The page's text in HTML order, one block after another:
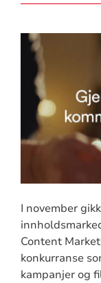
I november
Content
konkurranse
kampanjer og